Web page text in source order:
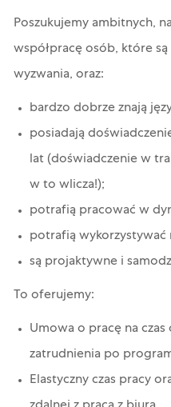
Poszukujemy ambitnych,
współpracę osób, które
wyzwania, oraz:
bardzo dobrze znają
posiadają
lat (doświadczenie w
w to wlicza!);
potrafią pracować w
potrafią
są projaktywne i
To oferujemy:
Umowa o pracę na
zatrudnienia po
Elastyczny czas pracy